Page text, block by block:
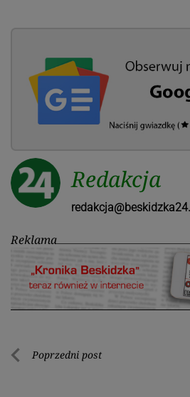
Redakcja
Reklama
Nawigacja
Poprzedni post